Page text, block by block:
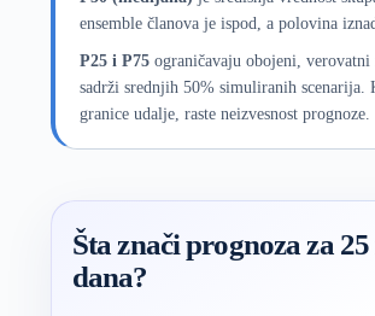
ensemble članova je ispod, a polovina
P25 i P75ograničavaju obojeni, verovatni
sadrži srednjih 50% simuliranih scenarija.
granice udalje, raste neizvesnost prognoze.
Šta znači prognoza za
dana?